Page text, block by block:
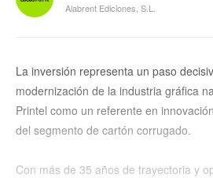
Alabrent Ediciones, S.L.
La inversión representa un paso
modernización de la industria gráfica
Printel como un referente en
del segmento de cartón corrugado.
Con más de 35 años de trayectoria y